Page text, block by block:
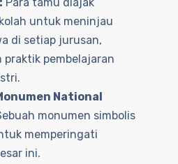
untuk meninjau
di setiap jurusan,
praktik pembelajaran
National
monumen simbolis
memperingati
ini.